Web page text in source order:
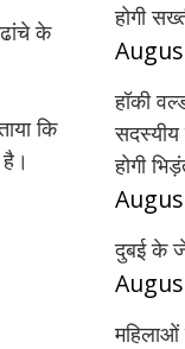
ढांचे के
कि
होगी
हॉकी
सदस्यीय
होगी
दुबई के
महिलाओं